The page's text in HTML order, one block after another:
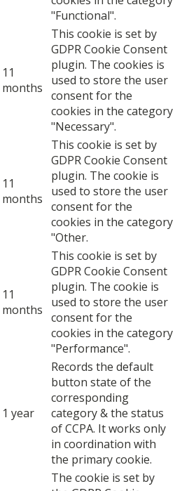
"Functional".
11
months
This cookie is set by
GDPR Cookie Consent
plugin. The cookies is
used to store the user
consent for the
cookies in the category
"Necessary".
11
months
This cookie is set by
GDPR Cookie Consent
plugin. The cookie is
used to store the user
consent for the
cookies in the category
"Other.
11
months
This cookie is set by
GDPR Cookie Consent
plugin. The cookie is
used to store the user
consent for the
cookies in the category
"Performance".
1 year
Records the default
button state of the
corresponding
category & the status
of CCPA. It works only
in coordination with
the primary cookie.
The cookie is set by